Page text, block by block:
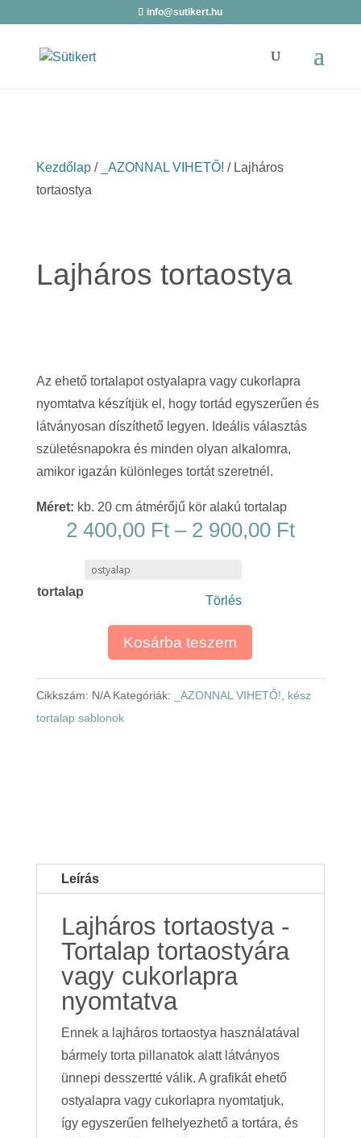
info@sutikert.hu
Kezdőlap/ _AZONNAL VIHETŐ! / Lajháros
tortaostya
Lajháros tortaostya
Az ehető tortalapot ostyalapra vagy cukorlapra
nyomtatva készítjük el, hogy tortád egyszerűen és
látványosan díszíthető legyen. Ideális választás
születésnapokra és minden olyan alkalomra,
amikor igazán különleges tortát szeretnél.
Méret: kb. 20 cm átmérőjű kör alakú tortalap
2 400,00 Ft – 2 900,00 Ft
tortalap
Törlés
Kosárba teszem
Cikkszám: N/A Kategóriák: _AZONNAL VIHETŐ!, kész
tortalap sablonok
Leírás
Lajháros tortaostya -
Tortalap tortaostyára
vagy cukorlapra
nyomtatva
Ennek a lajháros tortaostya használatával
bármely torta pillanatok alatt látványos
ünnepi desszertté válik. A grafikát ehető
ostyalapra vagy cukorlapra nyomtatjuk,
így egyszerűen felhelyezhető a tortára, és